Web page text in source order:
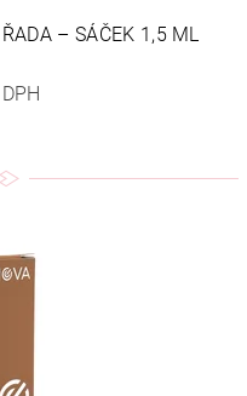
– SÁČEK 1,5 ML